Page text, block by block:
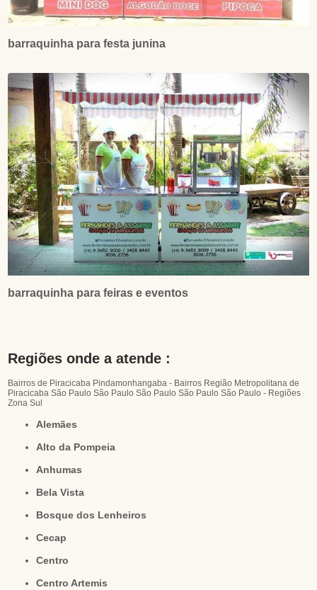
barraquinha para festa junina
barraquinha para feiras e eventos
Regiões onde a atende :
Bairros de Piracicaba Pindamonhangaba - Bairros Região Metropolitana de
Piracicaba São Paulo São Paulo São Paulo São PauloSão Paulo - Regiões
Zona Sul
Alemães
Alto da Pompeia
Anhumas
Bela Vista
Bosque dos Lenheiros
Cecap
Centro
Centro Artemis